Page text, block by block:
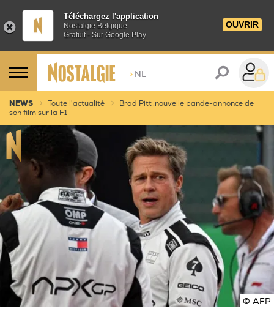
Téléchargez l'application
Nostalgie Belgique
Gratuit - Sur Google Play
OUVRIR
> NL
NEWS Toute l'actualité
Brad Pitt :nouvelle bande-annonce de
son film sur la F1
© AFP